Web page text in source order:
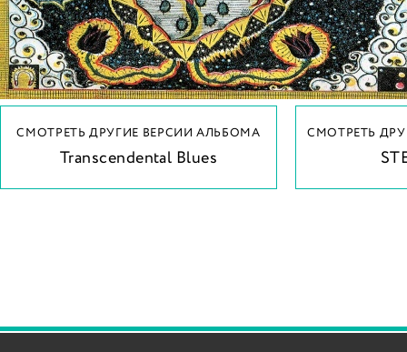
СМОТРЕТЬ ДРУГИЕ ВЕРСИИ АЛЬБОМА
Transcendental Blues
СМОТРЕТЬ